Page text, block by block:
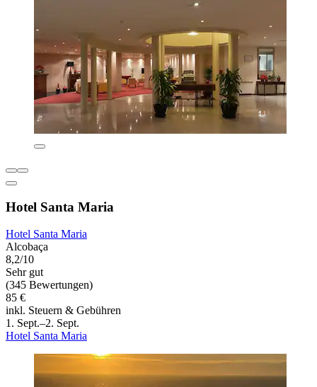
Hotel Santa Maria
Hotel Santa Maria
Alcobaça
8,2/10
Sehr gut
(345 Bewertungen)
85 €
inkl. Steuern & Gebühren
1. Sept.–2. Sept.
Hotel Santa Maria